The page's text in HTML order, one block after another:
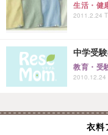
生活・健
2011.2.24
中学受
教育・受
2010.12.24
衣料